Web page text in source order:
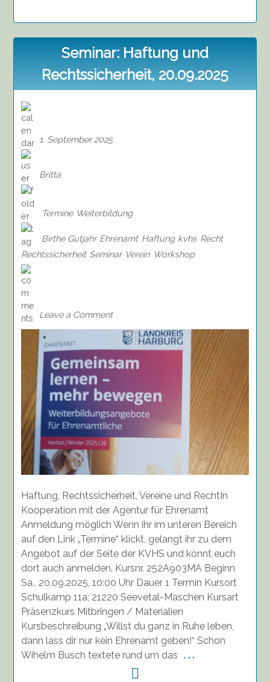
Seminar: Haftung und
Rechtssicherheit, 20.09.2025
1. September 2025
Britta
Termine Weiterbildung
Birthe Gutjahr Ehrenamt Haftung kvhs Recht
Rechtssicherheit Seminar Verein Workshop
Leave a Comment
Rechtssicherheit,
20.09.2025
Haftung, Rechtssicherheit, Vereine und RechtIn
Kooperation mit der Agentur für Ehrenamt
Anmeldung möglich Wenn ihr im unteren Bereich
auf den Link „Termine“ klickt, gelangt ihr zu dem
Angebot auf der Seite der KVHS und könnt euch
dort auch anmelden. Kursnr. 252A903MA Beginn
Sa., 20.09.2025, 10:00 Uhr Dauer 1 Termin Kursort
Schulkamp 11a; 21220 Seevetal-Maschen Kursart
Präsenzkurs Mitbringen / Materialien
Kursbeschreibung „Willst du ganz in Ruhe leben,
dann lass dir nur kein Ehrenamt geben!“ Schon
Wihelm Busch textete rund um das . . .